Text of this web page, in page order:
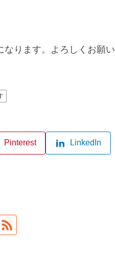
ります。よろしくお願い
Pinterest LinkedIn